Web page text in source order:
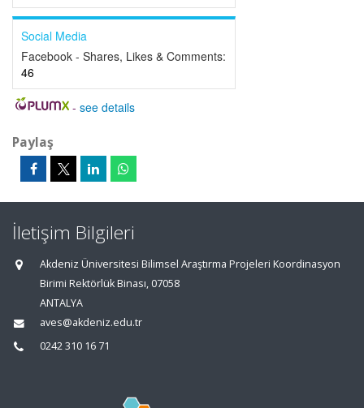
Social Media
Facebook - Shares, Likes & Comments:
46
- see details
Paylaş
İletişim Bilgileri
Akdeniz Üniversitesi Bilimsel Araştırma Projeleri Koordinasyon
Birimi Rektörlük Binası, 07058
ANTALYA
aves@akdeniz.edu.tr
0242 310 16 71